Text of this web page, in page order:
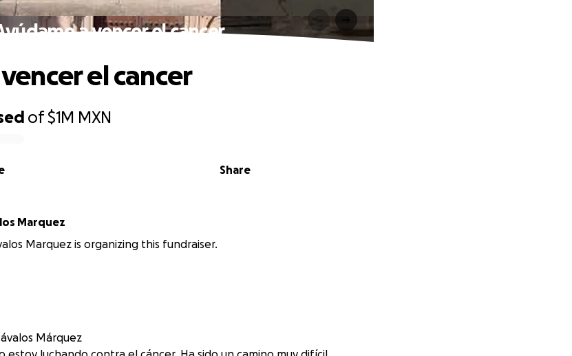
a vencer el cancer
of$1M MXN
Share
el cancer
Davalos Marquez
Marquez is organizing this fundraiser.
Márquez